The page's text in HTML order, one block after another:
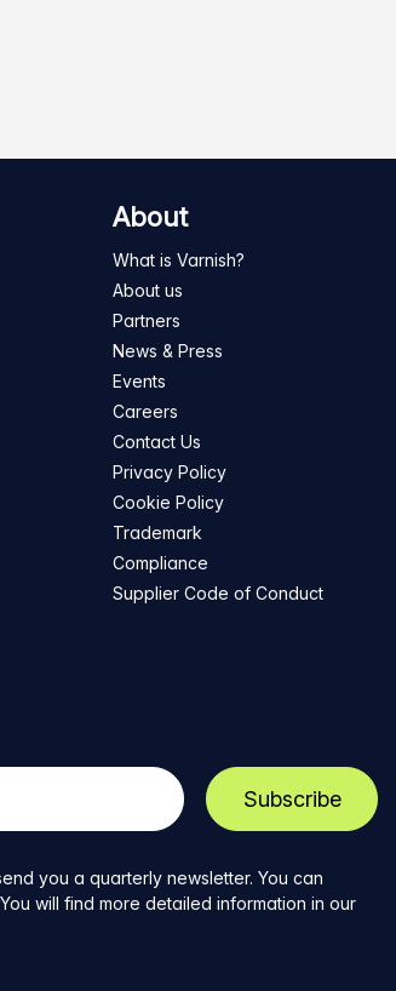
About
What is Varnish?
About us
Partners
News & Press
Events
Careers
Contact Us
Privacy Policy
Cookie Policy
Trademark
Compliance
Supplier Code of Conduct
you a quarterly newsletter. You can
will find more detailed information in our